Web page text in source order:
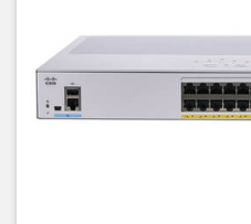
các tính năng nâng cao giúp
Đồng thời, Cisco CBS250-24P-
cho phép bạn tận dụng các dịch
nghiệp của bạn cần.